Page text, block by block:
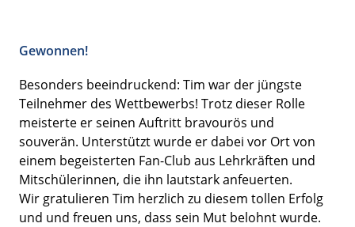
Gewonnen!
Besonders beeindruckend: Tim war der jüngste
Teilnehmer des Wettbewerbs! Trotz dieser Rolle
meisterte er seinen Auftritt bravourös und
souverän. Unterstützt wurde er dabei vor Ort von
einem begeisterten Fan-Club aus Lehrkräften und
Mitschülerinnen, die ihn lautstark anfeuerten.
Wir gratulieren Tim herzlich zu diesem tollen Erfolg
und und freuen uns, dass sein Mut belohnt wurde.